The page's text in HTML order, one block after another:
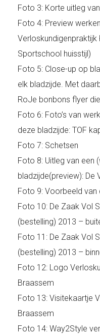
Foto 3: Korte uitleg
Foto 4: Preview
Sportschool huisstijl)
Foto 5: Close-up op
elk bladzijde. Met
RoJe bonbons flyer
Foto 6: Foto’s van
deze bladzijde: TOF
Foto 7: Schetsen
Foto 8: Uitleg van een
bladzijde(preview): De
Foto 9: Voorbeeld van
Foto 10: De Zaak Vol
(bestelling) 2013 –
Foto 11: De Zaak Vol
(bestelling) 2013 –
Foto 12: Logo
Braassem
Foto 13: Visitekaartje
Braassem
Foto 14: Way2Style